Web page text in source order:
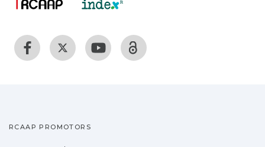
RCAAP PROMOTORS